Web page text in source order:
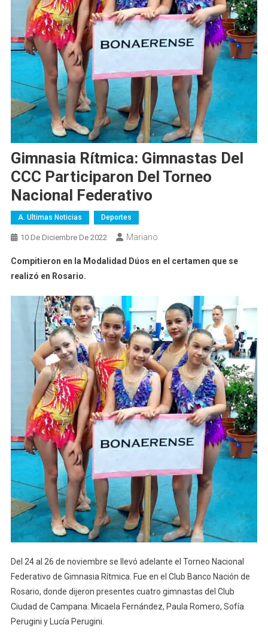
Gimnasia Rítmica: Gimnastas Del
CCC Participaron Del Torneo
Nacional Federativo
A. Ultimas Noticias Deportes
10 De Diciembre De 2022 Mariano
Compitieron en la Modalidad Dúos en el certamen que se
realizó en Rosario.
Del 24 al 26 de noviembre se llevó adelante el Torneo Nacional
Federativo de Gimnasia Rítmica. Fue en el Club Banco Nación de
Rosario, donde dijeron presentes cuatro gimnastas del Club
Ciudad de Campana: Micaela Fernández, Paula Romero, Sofía
Perugini y Lucía Perugini.